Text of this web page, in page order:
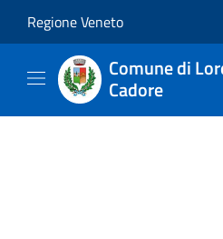
Regione Veneto
Comune di
Cadore